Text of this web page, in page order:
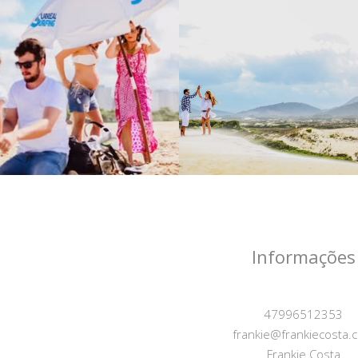
Informações
47996512353
Frankie Costa